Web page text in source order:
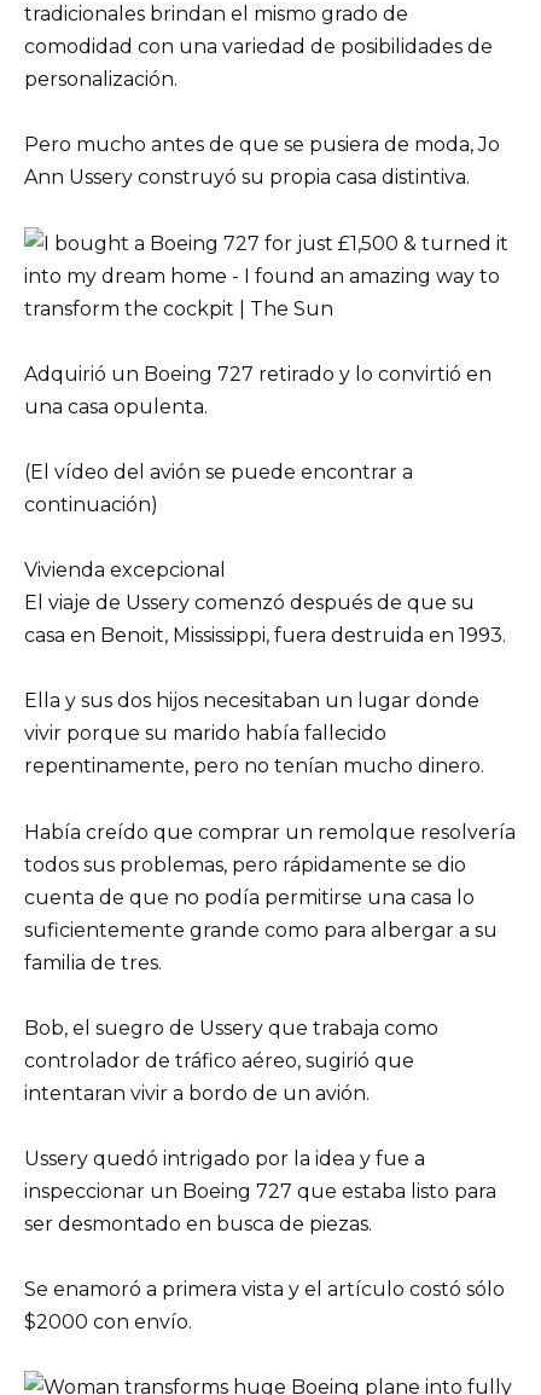
tradicionales brindan el mismo grado de
comodidad con una variedad de posibilidades de
personalización.
Pero mucho antes de que se pusiera de moda, Jo
Ann Ussery construyó su propia casa distintiva.
Adquirió un Boeing 727 retirado y lo convirtió en
una casa opulenta.
(El vídeo del avión se puede encontrar a
continuación)
Vivienda excepcional
El viaje de Ussery comenzó después de que su
casa en Benoit, Mississippi, fuera destruida en 1993.
Ella y sus dos hijos necesitaban un lugar donde
vivir porque su marido había fallecido
repentinamente, pero no tenían mucho dinero.
Había creído que comprar un remolque resolvería
todos sus problemas, pero rápidamente se dio
cuenta de que no podía permitirse una casa lo
suficientemente grande como para albergar a su
familia de tres.
Bob, el suegro de Ussery que trabaja como
controlador de tráfico aéreo, sugirió que
intentaran vivir a bordo de un avión.
Ussery quedó intrigado por la idea y fue a
inspeccionar un Boeing 727 que estaba listo para
ser desmontado en busca de piezas.
Se enamoró a primera vista y el artículo costó sólo
$2000 con envío.